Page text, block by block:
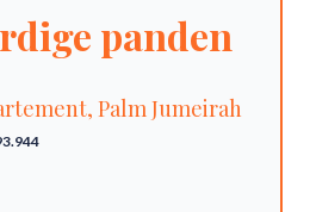
panden
Palm Jumeirah